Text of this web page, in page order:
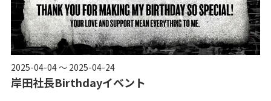
2025-04-04 ～ 2025-04-24
岸田社長Birthdayイベント